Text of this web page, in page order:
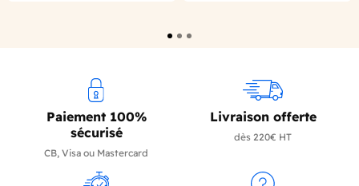
Paiement 100%
sécurisé
CB, Visa ou Mastercard
Livraison offerte
dès 220€ HT